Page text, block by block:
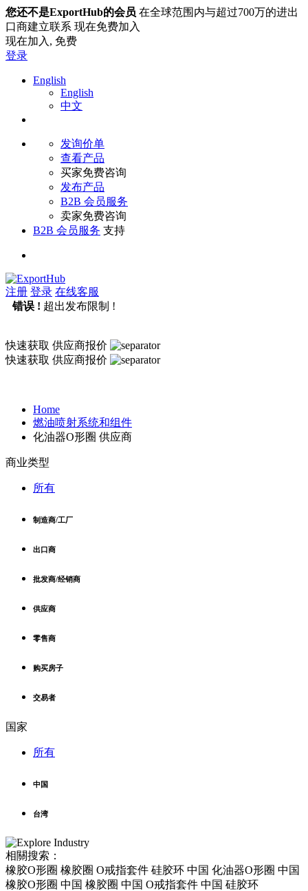
您还不是ExportHub的会员 在全球范围内与超过700万的进出
口商建立联系 现在免费加入
现在加入, 免费
登录
English
English
中文
发询价单
查看产品
买家免费咨询
发布产品
B2B 会员服务
卖家免费咨询
B2B 会员服务 支持
注册 登录 在线客服
错误 ! 超出发布限制 !
快速获取 供应商报价
快速获取 供应商报价
Home
燃油喷射系统和组件
化油器O形圈 供应商
商业类型
所有
制造商/工厂
出口商
批发商/经销商
供应商
零售商
购买房子
交易者
国家
所有
中国
台湾
相關搜索：
橡胶O形圈 橡胶圈 O戒指套件 硅胶环 中国 化油器O形圈 中国
橡胶O形圈 中国 橡胶圈 中国 O戒指套件 中国 硅胶环